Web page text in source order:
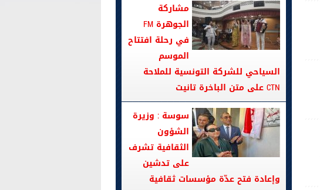
مشاركة
الجوهرة FM
في رحلة افتتاح
الموسم
السياحي للشركة التونسية للملاحة
CTN على متن الباخرة تانيت
سوسة : وزيرة
الشؤون
الثقافية تشرف
على تدشين
وإعادة فتح عدّة مؤسسات ثقافية